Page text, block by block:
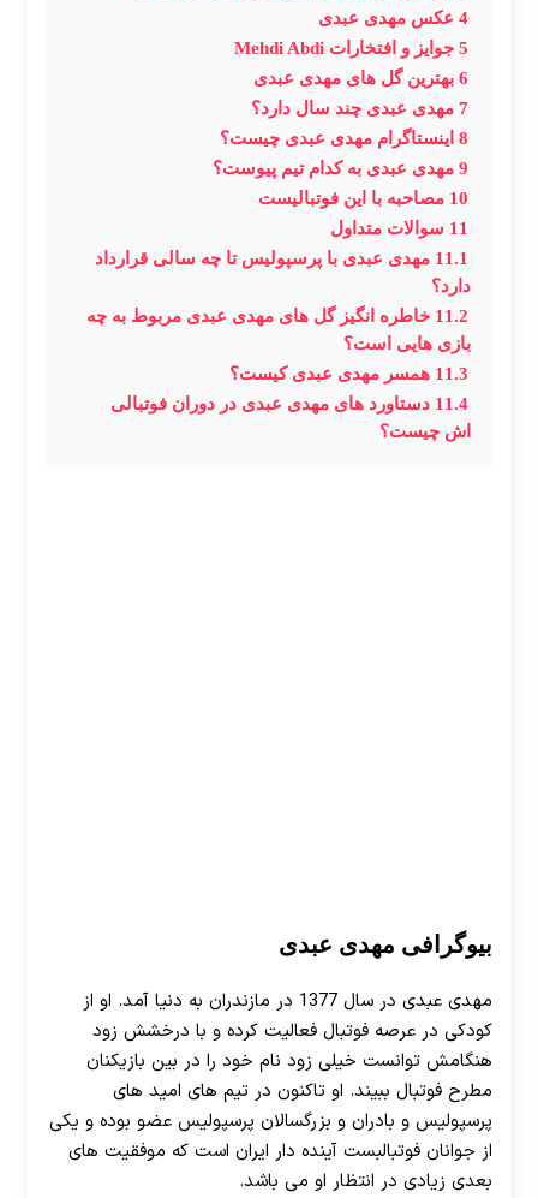
4 عکس مهدی عبدی
5 جوایز و افتخارات Mehdi Abdi
6 بهترین گل های مهدی عبدی
7 مهدی عبدی چند سال دارد؟
8 اینستاگرام مهدی عبدی چیست؟
9 مهدی عبدی به کدام تیم پیوست؟
10 مصاحبه با این فوتبالیست
11 سوالات متداول
11.1 مهدی عبدی با پرسپولیس تا چه سالی قرارداد
دارد؟
11.2 خاطره انگیز گل های مهدی عبدی مربوط به چه
بازی هایی است؟
11.3 همسر مهدی عبدی کیست؟
11.4 دستاورد های مهدی عبدی در دوران فوتبالی
اش چیست؟
بیوگرافی مهدی عبدی
مهدی عبدی در سال 1377 در مازندران به دنیا آمد. او از
کودکی در عرصه فوتبال فعالیت کرده و با درخشش زود
هنگامش توانست خیلی زود نام خود را در بین بازیکنان
مطرح فوتبال ببیند. او تاکنون در تیم های امید های
پرسپولیس و بادران و بزرگسالان پرسپولیس عضو بوده و یکی
از جوانان فوتبالبست آینده دار ایران است که موفقیت های
بعدی زیادی در انتظار او می باشد.